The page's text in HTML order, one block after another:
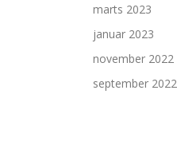
marts 2023
januar 2023
november 2022
september 2022